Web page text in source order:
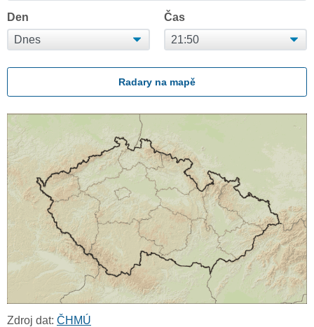
Den Čas
Radary na mapě
Zdroj dat: ČHMÚ